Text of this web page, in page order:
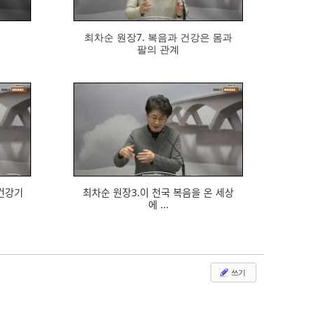
최차순 원장7. 복음과 건강은 몸과
팔의 관계
최차순 원장3.이 천국 복음을 온 세상
에 ...
쓰기